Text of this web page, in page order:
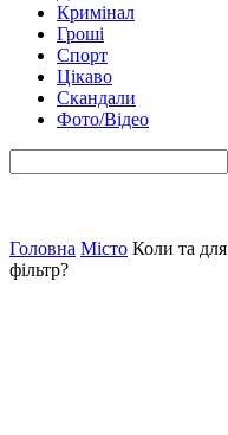
Кримінал
Гроші
Спорт
Цікаво
Скандали
Фото/Відео
Головна Місто Коли та
фільтр?